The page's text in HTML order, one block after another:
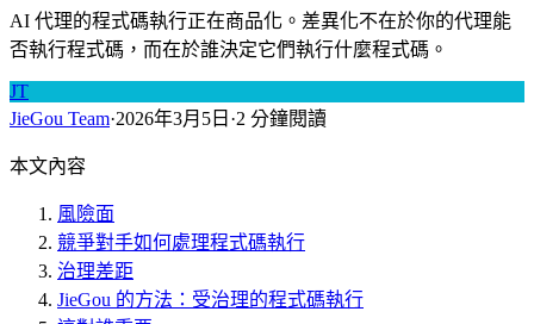
AI 代理的程式碼執行正在商品化。差異化不在於你的代理能
否執行程式碼，而在於誰決定它們執行什麼程式碼。
JT
JieGou Team·2026年3月5日 ·2 分鐘閱讀
本文內容
風險面
競爭對手如何處理程式碼執行
治理差距
JieGou 的方法：受治理的程式碼執行